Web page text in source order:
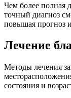
Чем более полная
точный диагноз
повышая прогноз
Лечение
Методы лечения
состояния и